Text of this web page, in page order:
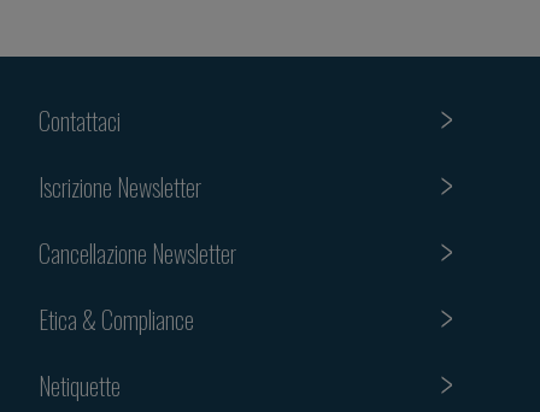
Contattaci
Iscrizione Newsletter
Cancellazione Newsletter
Etica & Compliance
Netiquette